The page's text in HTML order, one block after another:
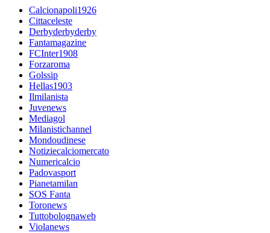
Calcionapoli1926
Cittaceleste
Derbyderbyderby
Fantamagazine
FCInter1908
Forzaroma
Golssip
Hellas1903
Ilmilanista
Juvenews
Mediagol
Milanistichannel
Mondoudinese
Notiziecalciomercato
Numericalcio
Padovasport
Pianetamilan
SOS Fanta
Toronews
Tuttobolognaweb
Violanews